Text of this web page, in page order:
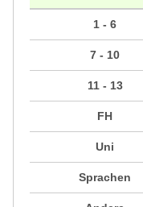
1 - 6
7 - 10
11 - 13
FH
Uni
Sprachen